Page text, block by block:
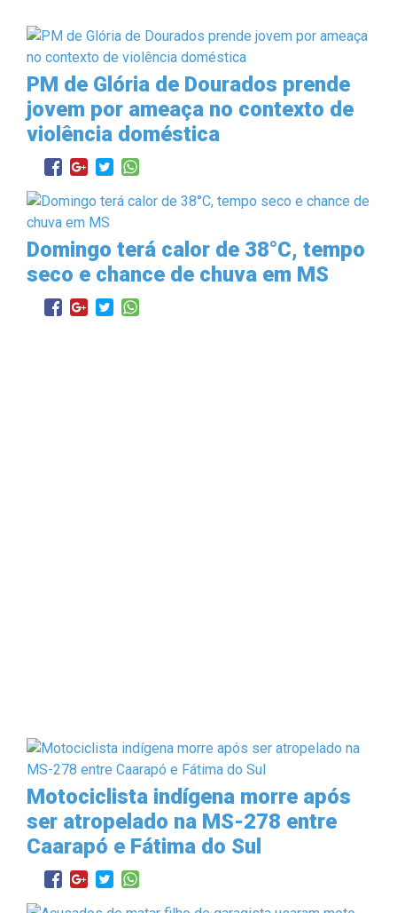
PM de Glória de Dourados prende
jovem por ameaça no contexto de
violência doméstica
Domingo terá calor de 38°C, tempo
seco e chance de chuva em MS
Motociclista indígena morre após
ser atropelado na MS-278 entre
Caarapó e Fátima do Sul